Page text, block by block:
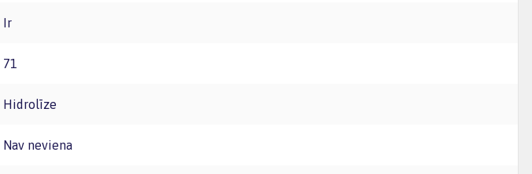
Ir
71
Hidrolīze
Nav neviena